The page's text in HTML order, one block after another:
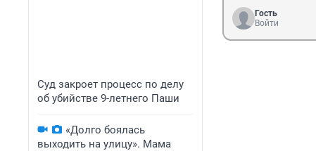
Суд закроет процесс по делу
об убийстве 9-летнего Паши
«Долго боялась
выходить на улицу». Мама
Гость
Войти